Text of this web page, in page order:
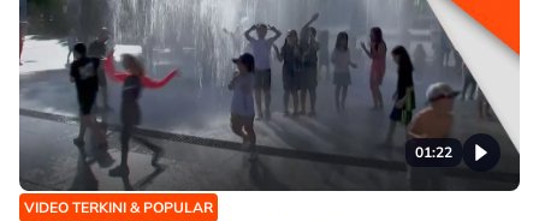
01:22
VIDEO TERKINI & POPULAR